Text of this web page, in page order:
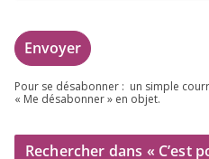
Pour se désa­bon­ner : un simple
« Me désa­bon­ner » en objet.
Rechercher dans « C’est